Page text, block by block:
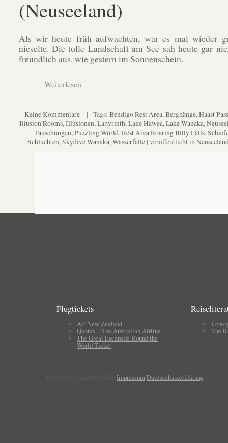
(Neuseeland)
Als wir heute früh aufwachten, war es mal wieder
nieselte. Die tolle Landschaft am See sah heute gar
freundlich aus, wie gestern im Sonnenschein.
Weiterlesen
Keine Kommentare | Tags: Bendigo Rest Area, Berghänge, Haast Pass
Illusion Rooms, Illusionen, Labyrinth, Lake Hawea, Lake Wanaka,
Täuschungen, Puzzling World, Rest Area Roaring Billy Falls,
Schluchten, Skydive Wanaka, Wasserfälle | veröffentlicht in
Flugtickets
Air New Zealand
Qantas – The Australian Airline
The Great Escapade Round the
World Ticket
The
Impressum Datenschutzerklärung